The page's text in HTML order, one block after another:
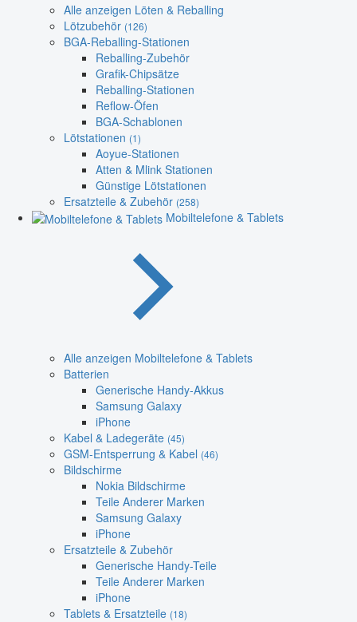
Alle anzeigen Löten & Reballing
Lötzubehör (126)
BGA-Reballing-Stationen
Reballing-Zubehör
Grafik-Chipsätze
Reballing-Stationen
Reflow-Öfen
BGA-Schablonen
Lötstationen (1)
Aoyue-Stationen
Atten & Mlink Stationen
Günstige Lötstationen
Ersatzteile & Zubehör (258)
Mobiltelefone & Tablets
Alle anzeigen Mobiltelefone & Tablets
Batterien
Generische Handy-Akkus
Samsung Galaxy
iPhone
Kabel & Ladegeräte (45)
GSM-Entsperrung & Kabel (46)
Bildschirme
Nokia Bildschirme
Teile Anderer Marken
Samsung Galaxy
iPhone
Ersatzteile & Zubehör
Generische Handy-Teile
Teile Anderer Marken
iPhone
Tablets & Ersatzteile (18)